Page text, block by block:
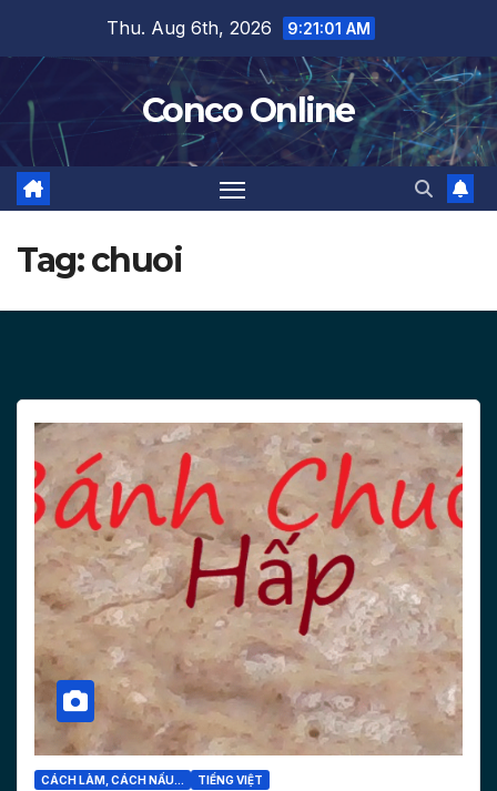
content
Thu. Aug 6th, 2026 9:21:02 AM
Conco Online
Tag:chuoi
CÁCH LÀM, CÁCH NẤU... TIẾNG VIỆT